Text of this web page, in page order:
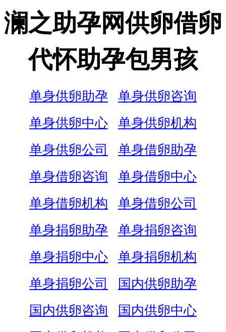
澜之助孕网供卵借卵
代怀助孕包男孩
单身供卵助孕
单身供卵咨询
单身供卵中心
单身供卵机构
单身供卵公司
单身借卵助孕
单身借卵咨询
单身借卵中心
单身借卵机构
单身借卵公司
单身捐卵助孕
单身捐卵咨询
单身捐卵中心
单身捐卵机构
单身捐卵公司
国内供卵助孕
国内供卵咨询
国内供卵中心